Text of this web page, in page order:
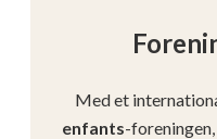
Med et
enfants-